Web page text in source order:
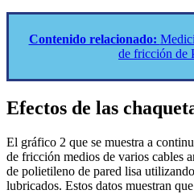
Contenido relacionado:
de fricción de
Efectos de las
El gráfico 2 que se muestra a
de fricción medios de varios cables
de polietileno de pared lisa
lubricados. Estos datos muestran